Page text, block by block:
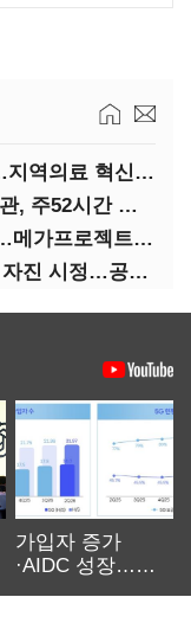
보건소부터 응급실까지 AI 확산…지역의료 혁신 본격화
"영업익 N% 성과급 반대"…김정관, 주52시간 손질 예고
김정관 "AI혁명 놓치면 성장 끝"…메가프로젝트·메가특구 속도전
통신 3사, 개인정보 침해 면책 등 자진 시정…공정위 "이용자 권리 강화"
가입자 증가
·AIDC 성장…